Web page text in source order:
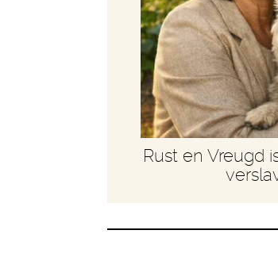
Rust en Vreugd